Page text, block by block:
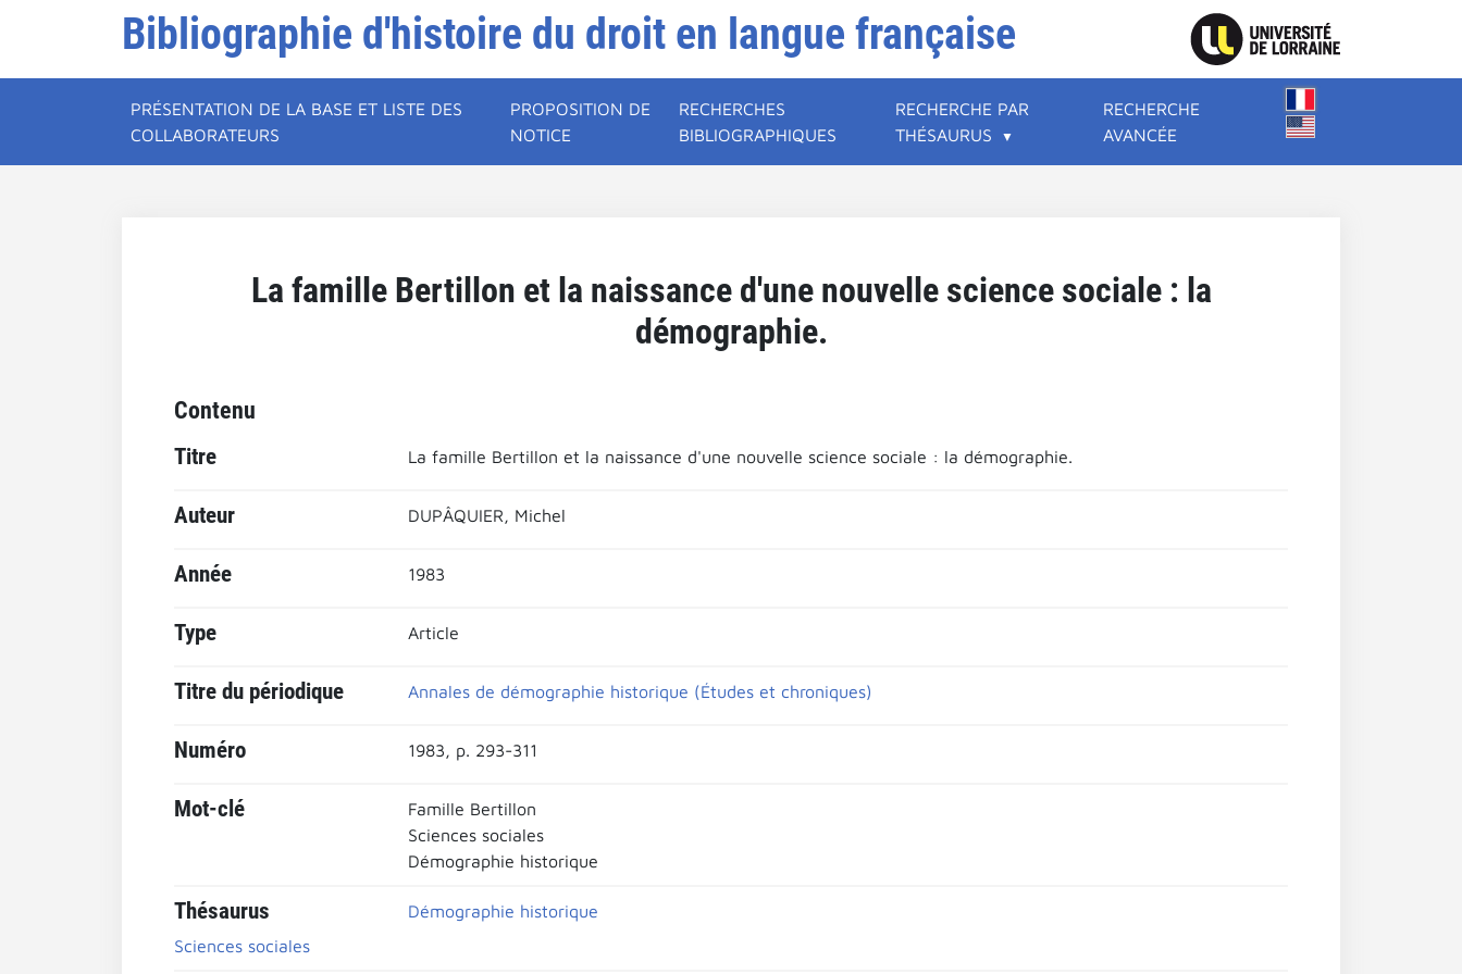
Bibliographie d'histoire du droit en langue française
PRÉSENTATION DE LA BASE ET LISTE DES
COLLABORATEURS
PROPOSITION DE
NOTICE
RECHERCHES
BIBLIOGRAPHIQUES
RECHERCHE PAR
THÉSAURUS
RECHERCHE
AVANCÉE
La famille Bertillon et la naissance d'une nouvelle science sociale : la
démographie.
Contenu
Titre La famille Bertillon et la naissance d'une nouvelle science sociale : la démographie.
Auteur DUPÂQUIER, Michel
Année 1983
Type Article
Titre du périodique Annales de démographie historique (Études et chroniques)
Numéro 1983, p. 293-311
Mot-clé
Famille Bertillon
Sciences sociales
Démographie historique
Thésaurus
Démographie historique
Sciences sociales